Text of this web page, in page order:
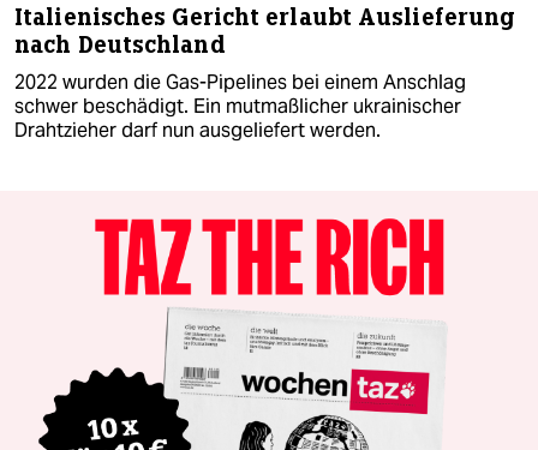
Italienisches Gericht erlaubt Auslieferung
nach Deutschland
2022 wurden die Gas-Pipelines bei einem Anschlag
schwer beschädigt. Ein mutmaßlicher ukrainischer
Drahtzieher darf nun ausgeliefert werden.